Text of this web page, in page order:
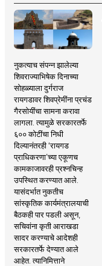
नुकत्याच संपन्न झालेल्या
शिवराज्याभिषेक दिनाच्या
सोहळ्याला दुर्गराज
रायगडावर शिवप्रेमींना प्रचंड
गैरसोयींचा सामना करावा
लागला. त्यामुळे सरकारतर्फे
६०० कोटींचा निधी
दिल्यानंतरही ‘रायगड
प्राधिकरणा’च्या एकूणच
कामकाजावरही प्रश्नचिन्ह
उपस्थित करण्यात आले.
यासंदर्भात नुकतीच
सांस्कृतिक कार्यमंत्रालयाची
बैठकही पार पडली असून,
सचिवांना कृती आराखडा
सादर करण्याचे आदेशही
सरकारतर्फे देण्यात आले
आहेत. त्यानिमित्ताने